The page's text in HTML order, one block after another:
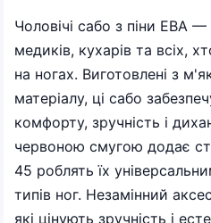
Чоловічі сабо з піни ЕВА —
медиків, кухарів та всіх,
на ногах. Виготовлені з
матеріалу, ці сабо
комфорту, зручність і
червоною смугою додає
45 роблять їх
типів ног. Незамінний
які цінують зручність і